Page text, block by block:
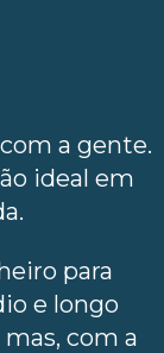
a gente.
ideal em
para
e longo
com a